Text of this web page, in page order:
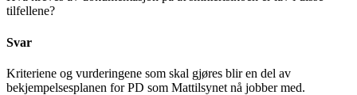
tilfellene?
Svar
Kriteriene og vurderingene som skal gjøres blir en del av
bekjempelsesplanen for PD som Mattilsynet nå jobber med.